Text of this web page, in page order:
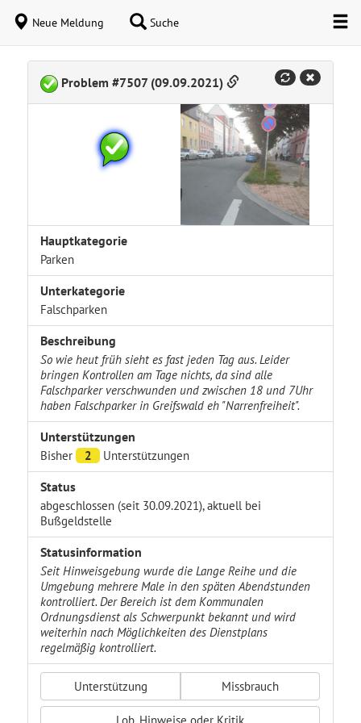
Neue Meldung Suche
Problem #7507 (09.09.2021)
Hauptkategorie
Parken
Unterkategorie
Falschparken
Beschreibung
So wie heut früh sieht es fast jeden Tag aus. Leider
bringen Kontrollen am Tage nichts, da sind alle
Falschparker verschwunden und zwischen 18 und 7Uhr
haben Falschparker in Greifswald eh "Narrenfreiheit".
Unterstützungen
Bisher 2 Unterstützungen
Status
abgeschlossen (seit 30.09.2021), aktuell bei
Bußgeldstelle
Statusinformation
Seit Hinweisgebung wurde die Lange Reihe und die
Umgebung mehrere Male in den späten Abendstunden
kontrolliert. Der Bereich ist dem Kommunalen
Ordnungsdienst als Schwerpunkt bekannt und wird
weiterhin nach Möglichkeiten des Dienstplans
regelmäßig kontrolliert.
Unterstützung Missbrauch